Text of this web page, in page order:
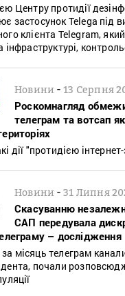
Центру протидії
застосунок Telega під
клієнта Telegram,
інфраструктурі,
Новини -13 Серпня
Роскомнагляд
телеграм та вотсап
дії "протидією
Новини -31 Липня
Скасуванню
САП передувала
– дослідження
місяць телеграм
почали